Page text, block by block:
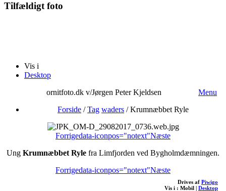
Tilfældigt foto
Vis i
Desktop
ornitfoto.dk v/Jørgen Peter Kjeldsen
Menu
Forside /Tag waders /Krumnæbbet Ryle
Forrigedata-iconpos="notext"Næste
Ung Krumnæbbet Ryle fra Limfjorden ved Bygholmdæmningen.
Forrigedata-iconpos="notext"Næste
Drives af Piwigo
Vis i : Mobil | Desktop